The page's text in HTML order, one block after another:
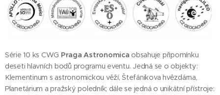
Série 10 ks CWG Praga Astronomica obsahuje připomínku
deseti hlavních bodů programu eventu. Jedná se o objekty:
Klementinum s astronomickou věží, Štefánikova hvězdárna,
Planetárium a pražský poledník; dále se jedná o unikátní přístroje: